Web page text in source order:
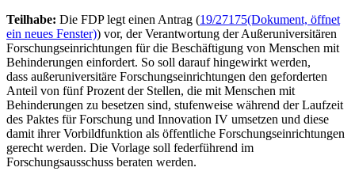
Teilhabe: Die FDP legt einen Antrag (19/27175(Dokument, öffnet
ein neues Fenster)) vor, der Verantwortung der Außeruniversitären
Forschungseinrichtungen für die Beschäftigung von Menschen mit
Behinderungen einfordert. So soll darauf hingewirkt werden,
dass außeruniversitäre Forschungseinrichtungen den geforderten
Anteil von fünf Prozent der Stellen, die mit Menschen mit
Behinderungen zu besetzen sind, stufenweise während der Laufzeit
des Paktes für Forschung und Innovation IV umsetzen und diese
damit ihrer Vorbildfunktion als öffentliche Forschungseinrichtungen
gerecht werden. Die Vorlage soll federführend im
Forschungsausschuss beraten werden.